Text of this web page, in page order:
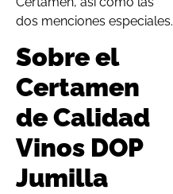
dos menciones especiales.
Sobre el
Certamen
de Calidad
Vinos DOP
Jumilla